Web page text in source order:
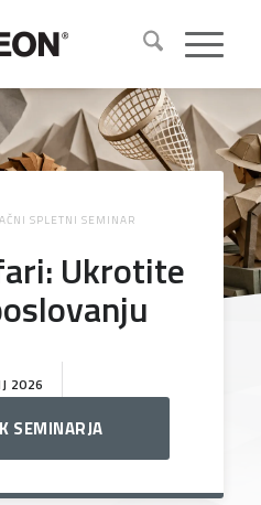
SPLETNI SEMINAR
Ukrotite
2026
SEMINARJA